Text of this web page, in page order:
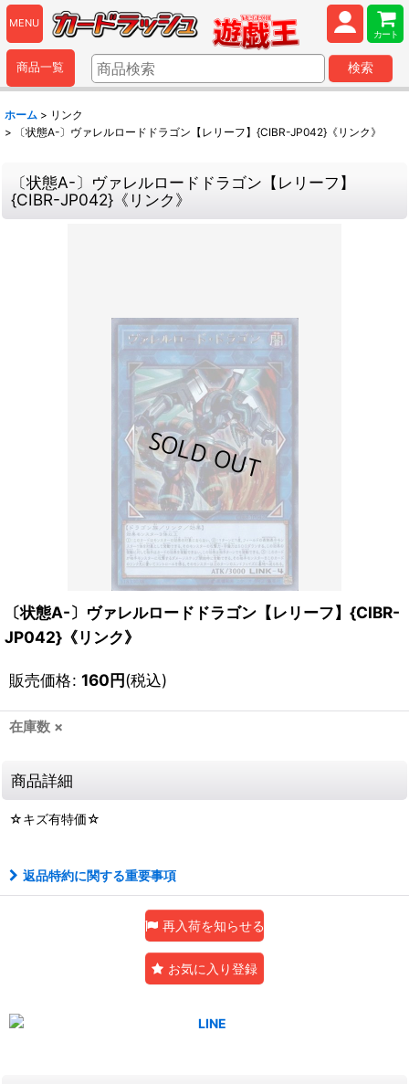
MENU
カート
商品一覧 検索
ホーム > リンク
>
〔状態A-〕ヴァレルロードドラゴン【レリーフ】{CIBR-JP042}《リンク》
〔状態A-〕ヴァレルロードドラゴン【レリーフ】
{CIBR-JP042}《リンク》
〔状態A-〕ヴァレルロードドラゴン【レリーフ】{CIBR-
JP042}《リンク》
販売価格: 160円(税込)
在庫数 ×
商品詳細
☆キズ有特価☆
返品特約に関する重要事項
再入荷を知らせる
お気に入り登録